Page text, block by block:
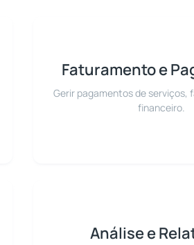
Faturamento e
Gerir pagamentos de serviços,
financeiro.
Análise e